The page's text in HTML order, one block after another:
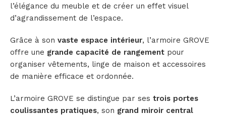
l’élégance du meuble et de créer un effet visuel
d’agrandissement de l’espace.
Grâce à son vaste espace intérieur, l’armoire GROVE
offre une grande capacité de rangement pour
organiser vêtements, linge de maison et accessoires
de manière efficace et ordonnée.
L’armoire GROVE se distingue par ses trois portes
coulissantes pratiques, son grand miroir central